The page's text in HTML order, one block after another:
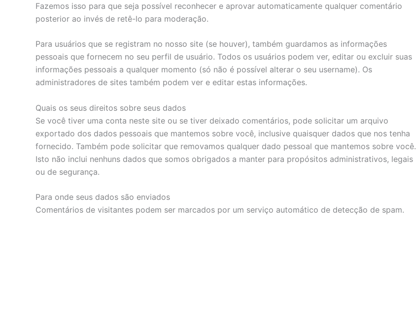
Fazemos isso para que seja possível reconhecer e aprovar automaticamente qualquer comentário
posterior ao invés de retê-lo para moderação.
Para usuários que se registram no nosso site (se houver), também guardamos as informações
pessoais que fornecem no seu perfil de usuário. Todos os usuários podem ver, editar ou excluir suas
informações pessoais a qualquer momento (só não é possível alterar o seu username). Os
administradores de sites também podem ver e editar estas informações.
Quais os seus direitos sobre seus dados
Se você tiver uma conta neste site ou se tiver deixado comentários, pode solicitar um arquivo
exportado dos dados pessoais que mantemos sobre você, inclusive quaisquer dados que nos tenha
fornecido. Também pode solicitar que removamos qualquer dado pessoal que mantemos sobre você.
Isto não inclui nenhuns dados que somos obrigados a manter para propósitos administrativos, legais
ou de segurança.
Para onde seus dados são enviados
Comentários de visitantes podem ser marcados por um serviço automático de detecção de spam.